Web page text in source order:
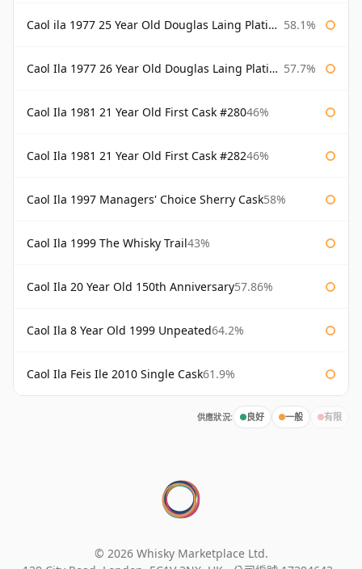
Caol ila 1977 25 Year Old Douglas Laing Platinum Selection 58.1%
Caol Ila 1977 26 Year Old Douglas Laing Platinum Selection 57.7%
Caol Ila 1981 21 Year Old First Cask #28046%
Caol Ila 1981 21 Year Old First Cask #28246%
Caol Ila 1997 Managers' Choice Sherry Cask58%
Caol Ila 1999 The Whisky Trail43%
Caol Ila 20 Year Old 150th Anniversary57.86%
Caol Ila 8 Year Old 1999 Unpeated64.2%
Caol Ila Feis Ile 2010 Single Cask61.9%
供應狀況: 良好 一般 有限
© 2026 Whisky Marketplace Ltd.